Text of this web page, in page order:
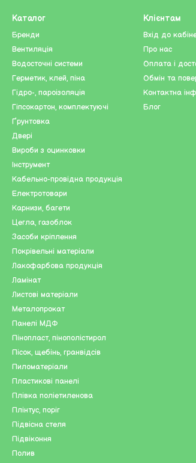
газу, забезпечуючи стабільну
для професійного використання
природі
газові балони –
та балонів.
Полтава" - довіртеся надійності
Каталог
Бренди
Вентиляція
Водосточні системи
Герметик, клей, піна
Гідро-, пароізоляція
Гіпсокартон, комплектуючі
Ґрунтовка
Двері
Вироби з оцинковки
Інструмент
Кабельно-провідна продукція
Електротовари
Карнизи, багети
Цегла, газоблок
Засоби кріплення
Покрівельні матеріали
Лакофарбова продукція
Ламінат
Листові матеріали
Металопрокат
Панелі МДФ
Пінопласт, пінополістирол
Пісок, щебінь, гранвідсів
Пиломатеріали
Пластикові панелі
Плівка поліетиленова
Плінтус, поріг
Підвісна стеля
Підвіконня
Полив
Клієнтам
Вхід до
Про нас
Оплата і
Обмін та
Контактна
Блог